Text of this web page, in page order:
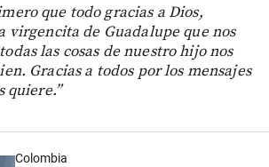
que todo gracias a Dios,
virgencita de Guadalupe que nos
las cosas de nuestro hijo nos
Gracias a todos por los mensajes
quiere.”
Colombia